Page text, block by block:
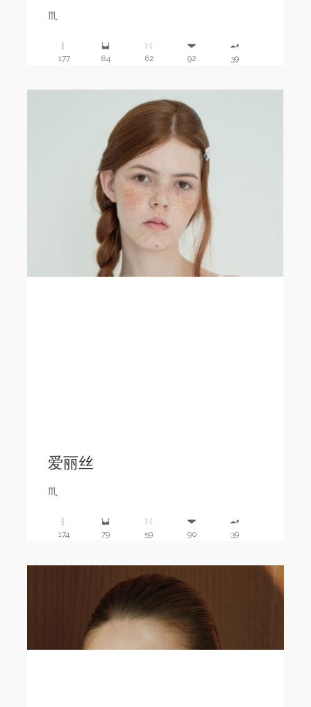
♏️
177 84 62 92 39
爱丽丝
♏️
174 79 59 90 39